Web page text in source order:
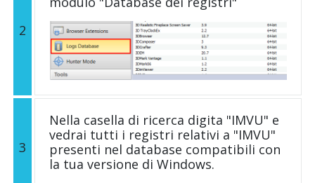
2
3
Nella casella di ricerca digita "IMVU" e
vedrai tutti i registri relativi a "IMVU"
presenti nel database compatibili con
la tua versione di Windows.